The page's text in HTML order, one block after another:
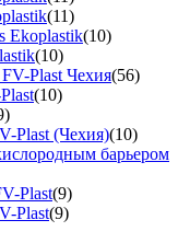
(11)
Ekoplastik(10)
(10)
Plast Чехия(56)
(10)
Plast (Чехия)(10)
барьером
Plast(9)
Plast(9)